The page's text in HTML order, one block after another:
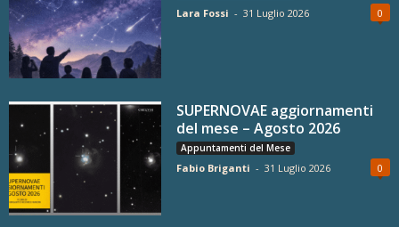
Lara Fossi - 31 Luglio 2026 0
SUPERNOVAE aggiornamenti
del mese – Agosto 2026
Appuntamenti del Mese
Fabio Briganti - 31 Luglio 2026 0